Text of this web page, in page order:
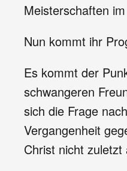
Meisterschaften
Nun kommt ihr
Es kommt der
schwangeren
sich die Frage
Vergangenheit
Christ nicht